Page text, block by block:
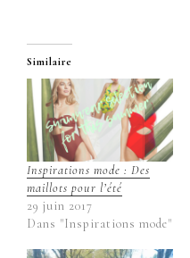
Similaire
Inspirations mode : Des
maillots pour l’été
29 juin 2017
Dans "Inspirations mode"